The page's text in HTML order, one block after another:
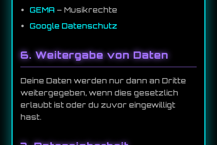
GEMA – Musikrechte
Google Datenschutz
6. Weitergabe von Daten
Deine Daten werden nur dann an Dritte
weitergegeben, wenn dies gesetzlich
erlaubt ist oder du zuvor eingewilligt
hast.